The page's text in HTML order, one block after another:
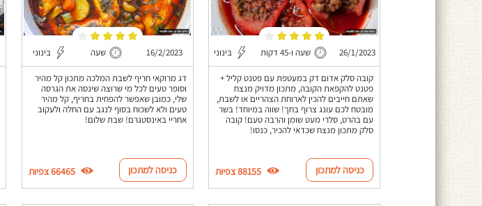
26/1/2023 שעה ו-45 דקות בינוני
קובה סלק אדום דק במעטפת עם פטנט קליל +
פטנט להקפאת הקובה, מתכון מדויק מנצח
שאתם חייבים להכין לארוחת הצהריים או לשבת,
מובטח לכם עונג צרוף בחך! שווה במיוחד! בשר
עם בהרט, סלרי מעט שומן והרבה טעם! קובה
סלק מתכון מנצח שכדאי להכיר, כנסו!
כניסה למתכון 88155 צפיות
16/2/2023 שעה בינוני
דג מרוקאי חריף לשבת המלכה מתכון קל מהיר
וסופר טעים לכל מי שרוצה שינסה את הגרסה
שלי, כמובן שאפשר להפחית בחריף, קל מהיר
טעים ולא לשכוח בסוף לנגב עם החלה ולעקוב
אחריי באינסטגרם! שבת שלום!
כניסה למתכון 66465 צפיות